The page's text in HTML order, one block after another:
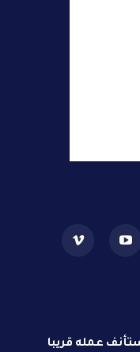
عمله قريبا